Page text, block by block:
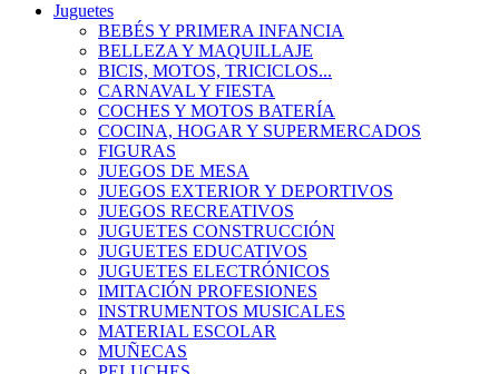
Juguetes
BEBÉS Y PRIMERA INFANCIA
BELLEZA Y MAQUILLAJE
BICIS, MOTOS, TRICICLOS...
CARNAVAL Y FIESTA
COCHES Y MOTOS BATERÍA
COCINA, HOGAR Y SUPERMERCADOS
FIGURAS
JUEGOS DE MESA
JUEGOS EXTERIOR Y DEPORTIVOS
JUEGOS RECREATIVOS
JUGUETES CONSTRUCCIÓN
JUGUETES EDUCATIVOS
JUGUETES ELECTRÓNICOS
IMITACIÓN PROFESIONES
INSTRUMENTOS MUSICALES
MATERIAL ESCOLAR
MUÑECAS